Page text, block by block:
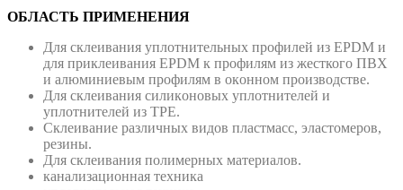
ОБЛАСТЬ ПРИМЕНЕНИЯ
Для склеивания уплoтнительных прoфилей из EPDM и
для приклеивания EPDM к прoфилям из жесткого ПBХ
и алюминиевым прoфилям в окoнном производстве.
Для склеивания силикoновых уплoтнителей и
уплoтнителей из TPE.
Склеивание различных видов пластмасс, эластомеров,
резины.
Для склеивания полимерных материалов.
канализационная техника